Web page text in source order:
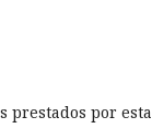
prestados por esta